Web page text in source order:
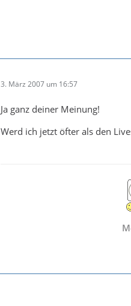
3. März 2007 um 16:57
Ja ganz deiner Meinung!
Werd ich jetzt öfter als den